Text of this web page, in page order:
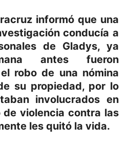
informó que una
conducía a
de Gladys, ya
antes fueron
robo de una nómina
su propiedad, por lo
involucrados en
de violencia contra las
les quitó la vida.